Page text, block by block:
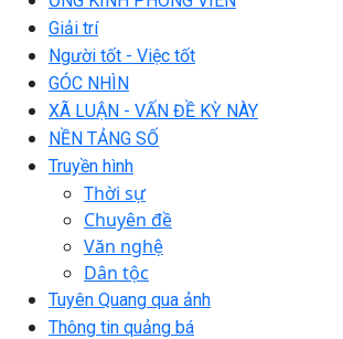
Giải trí
Người tốt - Việc tốt
GÓC NHÌN
XÃ LUẬN - VẤN ĐỀ KỲ NÀY
NỀN TẢNG SỐ
Truyền hình
Thời sự
Chuyên đề
Văn nghệ
Dân tộc
Tuyên Quang qua ảnh
Thông tin quảng bá